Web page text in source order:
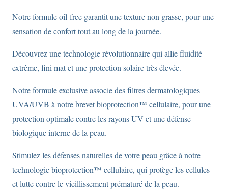
Notre formule oil-free garantit une texture non grasse, pour une
sensation de confort tout au long de la journée.
Découvrez une technologie révolutionnaire qui allie fluidité
extrême, fini mat et une protection solaire très élevée.
Notre formule exclusive associe des filtres dermatologiques
UVA/UVB à notre brevet bioprotection™ cellulaire, pour une
protection optimale contre les rayons UV et une défense
biologique interne de la peau.
Stimulez les défenses naturelles de votre peau grâce à notre
technologie bioprotection™ cellulaire, qui protège les cellules
et lutte contre le vieillissement prématuré de la peau.